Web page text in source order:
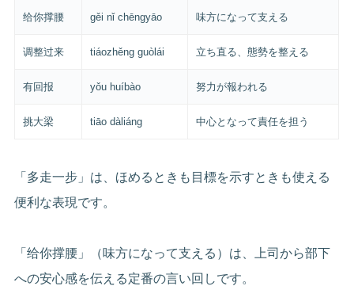
给你撑腰 gěi nǐ chēngyāo 味方になって支える
调整过来 tiáozhěng guòlái 立ち直る、態勢を整える
有回报 yǒu huíbào 努力が報われる
挑大梁 tiāo dàliáng 中心となって責任を担う
「多走一步」は、ほめるときも目標を示すときも使える
便利な表現です。
「给你撑腰」（味方になって支える）は、上司から部下
への安心感を伝える定番の言い回しです。